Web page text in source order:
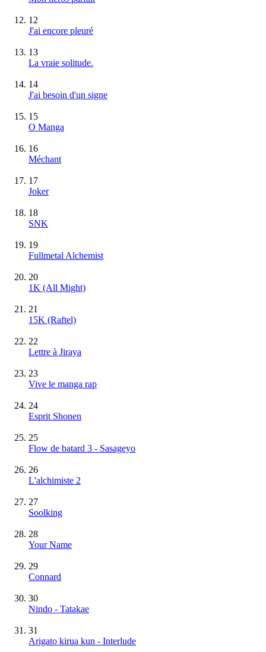
12
J'ai encore pleuré
13
La vraie solitude.
14
J'ai besoin d'un signe
15
O Manga
16
Méchant
17
Joker
18
SNK
19
Fullmetal Alchemist
20
1K (All Might)
21
15K (Raftel)
22
Lettre à Jiraya
23
Vive le manga rap
24
Esprit Shonen
25
Flow de batard 3 - Sasageyo
26
L'alchimiste 2
27
Soolking
28
Your Name
29
Connard
30
Nindo - Tatakae
31
Arigato kirua kun - Interlude